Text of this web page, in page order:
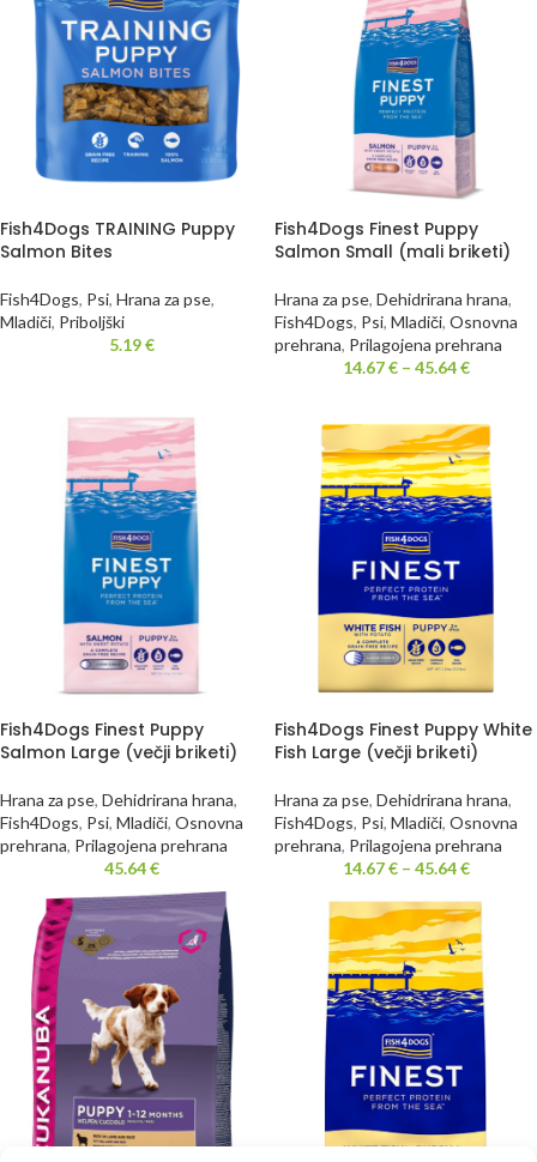
Fish4Dogs TRAINING Puppy
Salmon Bites
Fish4Dogs, Psi, Hrana za pse,
Mladiči, Priboljški
5.19€
Fish4Dogs Finest Puppy
Salmon Small (mali briketi)
Hrana za pse, Dehidrirana hrana,
Fish4Dogs, Psi, Mladiči, Osnovna
prehrana, Prilagojena prehrana
14.67€ – 45.64€
Fish4Dogs Finest Puppy
Salmon Large (večji briketi)
Hrana za pse, Dehidrirana hrana,
Fish4Dogs, Psi, Mladiči, Osnovna
prehrana, Prilagojena prehrana
45.64€
Fish4Dogs Finest Puppy White
Fish Large (večji briketi)
Hrana za pse, Dehidrirana hrana,
Fish4Dogs, Psi, Mladiči, Osnovna
prehrana, Prilagojena prehrana
14.67€ – 45.64€